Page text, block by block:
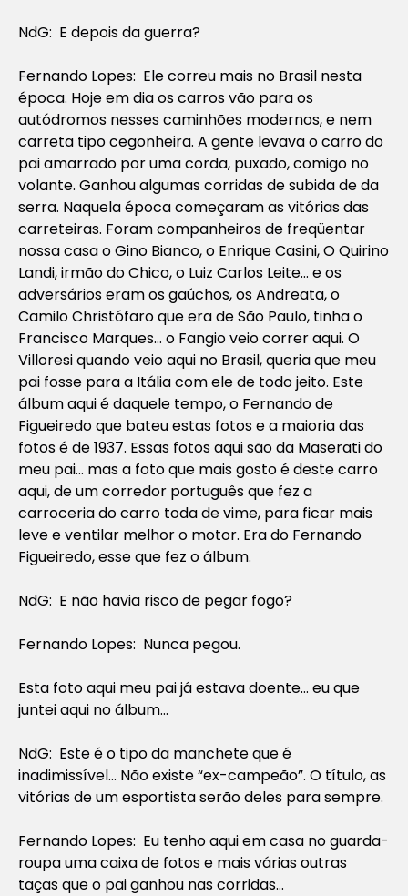
NdG: E depois da guerra?
Fernando Lopes: Ele correu mais no Brasil nesta
época. Hoje em dia os carros vão para os
autódromos nesses caminhões modernos, e nem
carreta tipo cegonheira. A gente levava o carro do
pai amarrado por uma corda, puxado, comigo no
volante. Ganhou algumas corridas de subida de da
serra. Naquela época começaram as vitórias das
carreteiras. Foram companheiros de freqüentar
nossa casa o Gino Bianco, o Enrique Casini, O Quirino
Landi, irmão do Chico, o Luiz Carlos Leite… e os
adversários eram os gaúchos, os Andreata, o
Camilo Christófaro que era de São Paulo, tinha o
Francisco Marques… o Fangio veio correr aqui. O
Villoresi quando veio aqui no Brasil, queria que meu
pai fosse para a Itália com ele de todo jeito. Este
álbum aqui é daquele tempo, o Fernando de
Figueiredo que bateu estas fotos e a maioria das
fotos é de 1937. Essas fotos aqui são da Maserati do
meu pai… mas a foto que mais gosto é deste carro
aqui, de um corredor português que fez a
carroceria do carro toda de vime, para ficar mais
leve e ventilar melhor o motor. Era do Fernando
Figueiredo, esse que fez o álbum.
NdG: E não havia risco de pegar fogo?
Fernando Lopes: Nunca pegou.
Esta foto aqui meu pai já estava doente… eu que
juntei aqui no álbum…
NdG: Este é o tipo da manchete que é
inadimissível… Não existe “ex-campeão”. O título, as
vitórias de um esportista serão deles para sempre.
Fernando Lopes: Eu tenho aqui em casa no guarda-
roupa uma caixa de fotos e mais várias outras
taças que o pai ganhou nas corridas…